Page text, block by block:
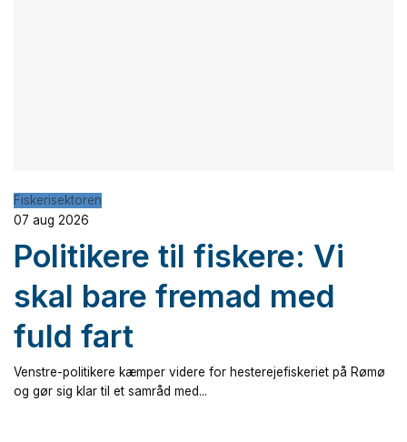
Fiskerisektoren
07 aug 2026
Politikere til fiskere: Vi
skal bare fremad med
fuld fart
Venstre-politikere kæmper videre for hesterejefiskeriet på Rømø
og gør sig klar til et samråd med...